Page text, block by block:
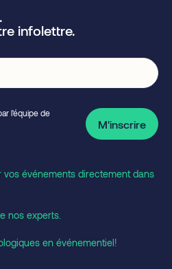
infolettre.
l'équipe de
M'inscrire
événements directement dans
nos experts.
en événementiel!